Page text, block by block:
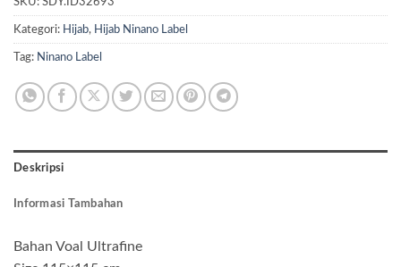
SKU: SDY.ID32693
Kategori: Hijab, Hijab Ninano Label
Tag: Ninano Label
Deskripsi
Informasi Tambahan
Bahan Voal Ultrafine